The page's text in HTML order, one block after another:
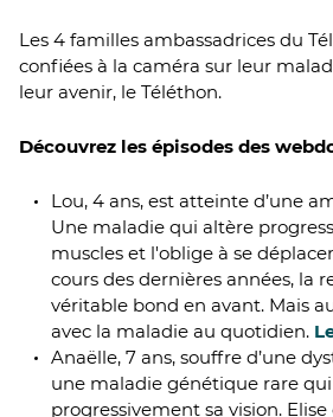
Les 4 familles ambassadrices du
confiées à la caméra sur leur
leur avenir, le Téléthon.
Découvrez les épisodes des
Lou, 4 ans, est atteinte d’une
Une maladie qui altère
muscles et l'oblige à se
cours des dernières années, la
véritable bond en avant. Mais
avec la maladie au quotidien.
Anaëlle, 7 ans, souffre d’une
une maladie génétique rare
progressivement sa vision.